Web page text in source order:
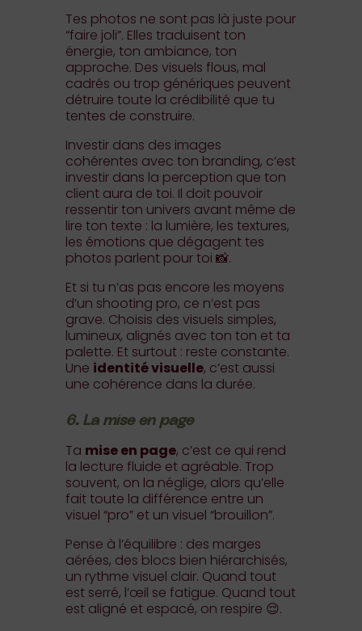
Tes photos ne sont pas là juste pour
“faire joli”. Elles traduisent ton
énergie, ton ambiance, ton
approche. Des visuels flous, mal
cadrés ou trop génériques peuvent
détruire toute la crédibilité que tu
tentes de construire.
Investir dans des images
cohérentes avec ton branding, c’est
investir dans la perception que ton
client aura de toi. Il doit pouvoir
ressentir ton univers avant même de
lire ton texte : la lumière, les textures,
les émotions que dégagent tes
photos parlent pour toi 📸.
Et si tu n’as pas encore les moyens
d’un shooting pro, ce n’est pas
grave. Choisis des visuels simples,
lumineux, alignés avec ton ton et ta
palette. Et surtout : reste constante.
Une identité visuelle, c’est aussi
une cohérence dans la durée.
6. La mise en page
Ta mise en page, c’est ce qui rend
la lecture fluide et agréable. Trop
souvent, on la néglige, alors qu’elle
fait toute la différence entre un
visuel “pro” et un visuel “brouillon”.
Pense à l’équilibre : des marges
aérées, des blocs bien hiérarchisés,
un rythme visuel clair. Quand tout
est serré, l’œil se fatigue. Quand tout
est aligné et espacé, on respire 😌.